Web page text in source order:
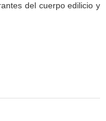
del cuerpo edilicio y